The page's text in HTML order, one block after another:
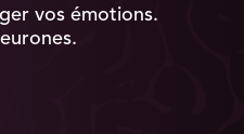
vos émotions.